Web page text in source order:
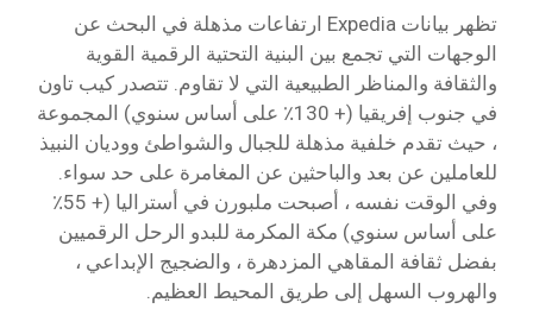
تظهر بيانات Expedia ارتفاعات مذهلة في البحث عن
الوجهات التي تجمع بين البنية التحتية الرقمية القوية
والثقافة والمناظر الطبيعية التي لا تقاوم. تتصدر كيب تاون
في جنوب إفريقيا (+ 130٪ على أساس سنوي) المجموعة
، حيث تقدم خلفية مذهلة للجبال والشواطئ ووديان النبيذ
للعاملين عن بعد والباحثين عن المغامرة على حد سواء.
وفي الوقت نفسه ، أصبحت ملبورن في أستراليا (+ 55٪
على أساس سنوي) مكة المكرمة للبدو الرحل الرقميين
بفضل ثقافة المقاهي المزدهرة ، والضجيج الإبداعي ،
والهروب السهل إلى طريق المحيط العظيم.